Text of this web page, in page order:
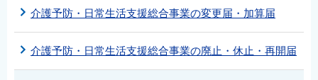
介護予防・日常生活支援総合事業の変更届・加算届
介護予防・日常生活支援総合事業の廃止・休止・再開届